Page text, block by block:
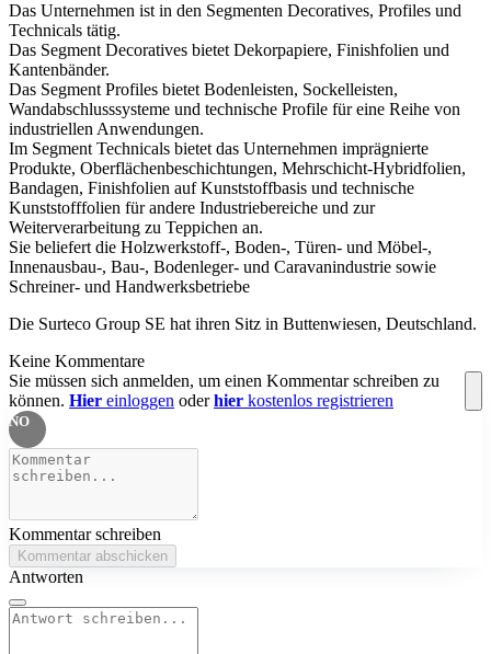
Das Unternehmen ist in den Segmenten Decoratives, Profiles und
Technicals tätig.
Das Segment Decoratives bietet Dekorpapiere, Finishfolien und
Kantenbänder.
Das Segment Profiles bietet Bodenleisten, Sockelleisten,
Wandabschlusssysteme und technische Profile für eine Reihe von
industriellen Anwendungen.
Im Segment Technicals bietet das Unternehmen imprägnierte
Produkte, Oberflächenbeschichtungen, Mehrschicht-Hybridfolien,
Bandagen, Finishfolien auf Kunststoffbasis und technische
Kunststofffolien für andere Industriebereiche und zur
Weiterverarbeitung zu Teppichen an.
Sie beliefert die Holzwerkstoff-, Boden-, Türen- und Möbel-,
Innenausbau-, Bau-, Bodenleger- und Caravanindustrie sowie
Schreiner- und Handwerksbetriebe
Die Surteco Group SE hat ihren Sitz in Buttenwiesen, Deutschland.
Keine Kommentare
Sie müssen sich anmelden, um einen Kommentar schreiben zu
können. Hier einloggen oderhier kostenlos registrieren
NO
Kommentar schreiben
Kommentar abschicken
Antworten